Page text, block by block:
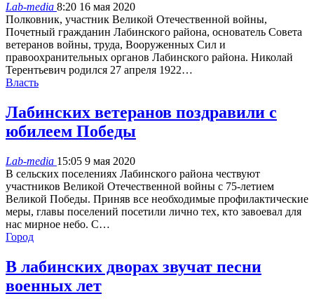
Lab-media 8:20 16 мая 2020
Полковник, участник Великой Отечественной войны,
Почетный гражданин Лабинского района, основатель Совета
ветеранов войны, труда, Вооруженных Сил и
правоохранительных органов Лабинского района. Николай
Терентьевич родился 27 апреля 1922…
Власть
Лабинских ветеранов поздравили с
юбилеем Победы
Lab-media 15:05 9 мая 2020
В сельских поселениях Лабинского района чествуют
участников Великой Отечественной войны с 75-летием
Великой Победы. Приняв все необходимые профилактические
меры, главы поселений посетили лично тех, кто завоевал для
нас мирное небо. С…
Город
В лабинских дворах звучат песни
военных лет